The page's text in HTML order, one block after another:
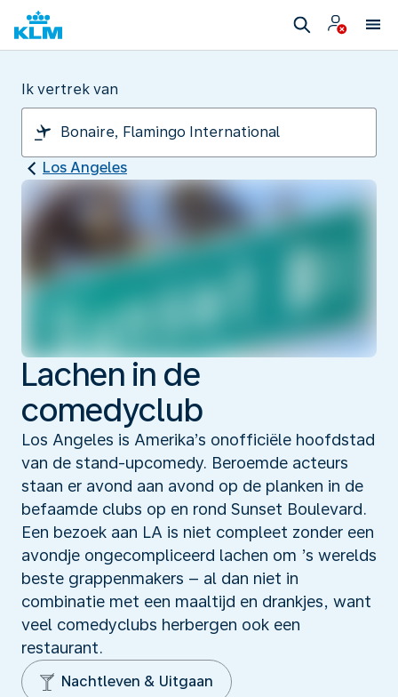
Ik vertrek van
Los Angeles
Lachen in de
comedyclub
Los Angeles is Amerika’s onofficiële hoofdstad
van de stand-upcomedy. Beroemde acteurs
staan er avond aan avond op de planken in de
befaamde clubs op en rond Sunset Boulevard.
Een bezoek aan LA is niet compleet zonder een
avondje ongecompliceerd lachen om ’s werelds
beste grappenmakers – al dan niet in
combinatie met een maaltijd en drankjes, want
veel comedyclubs herbergen ook een
restaurant.
Nachtleven & Uitgaan